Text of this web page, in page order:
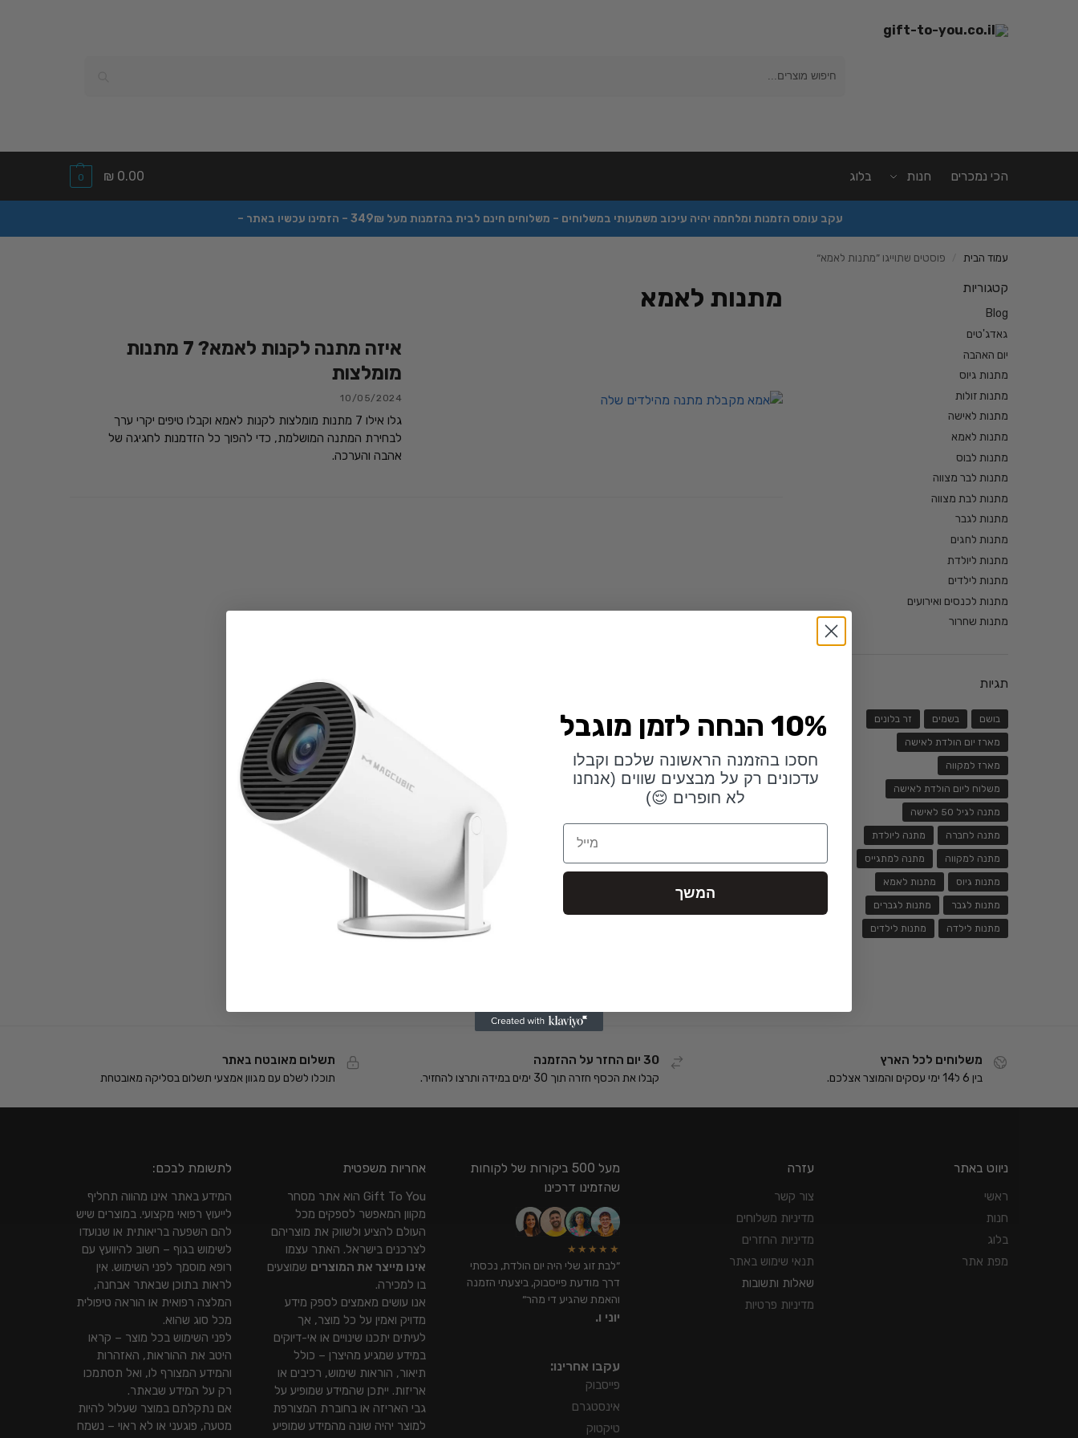
הכי נמכרים חנות בלוג 0.00
₪
0
עקב עומס הזמנות ומלחמה יהיה עיכוב משמעותי במשלוחים – משלוחים חינם לבית בהזמנות מעל 349₪ – הזמינו עכשיו באתר –
עמוד הבית פוסטים שתוייגו ”מתנות לאמא“
מתנות לאמא
איזה מתנה לקנות לאמא? 7 מתנות
מומלצות
10/05/2024
גלו אילו 7 מתנות מומלצות לקנות לאמא וקבלו טיפים יקרי ערך
לבחירת המתנה המושלמת, כדי להפוך כל הזדמנות לחגיגה של
אהבה והערכה.
קטגוריות
Blog
גאדג'טים
יום האהבה
מתנות גיוס
מתנות זולות
מתנות לאישה
מתנות לאמא
מתנות לבוס
מתנות לבר מצווה
מתנות לבת מצווה
מתנות לגבר
מתנות לחגים
מתנות ליולדת
מתנות לילדים
מתנות לכנסים ואירועים
מתנות שחרור
תגיות
בושם בשמים זר בלונים
מארז יום הולדת לאישה
מארז למקווה
משלוח ליום הולדת לאישה
מתנה לגיל 50 לאישה
מתנה לחברה מתנה ליולדת
מתנה למקווה מתנה למתגייס
מתנות גיוס מתנות לאמא
מתנות לגבר מתנות לגברים
מתנות לילדה מתנות לילדים
משלוחים לכל הארץ
בין 6 ל14 ימי עסקים והמוצר אצלכם.
30 יום החזר על ההזמנה
קבלו את הכסף חזרה תוך 30 ימים במידה ותרצו להחזיר.
תשלום מאובטח באתר
תוכלו לשלם עם מגוון אמצעי תשלום בסליקה מאובטחת
ניווט באתר
ראשי
חנות
בלוג
מפת אתר
עזרה
צור קשר
מדיניות משלוחים
מדיניות החזרים
תנאי שימוש באתר
שאלות ותשובות
מדיניות פרטיות
מעל 500 ביקורות של לקוחות
שהזמינו דרכינו
★★★★★
״לבת זוג שלי היה יום הולדת, נכסתי
דרך מודעת פייסבוק, ביצעתי הזמנה
והאמת שהגיע די מהר״
יוני ו.
עקבו אחרינו:
פייסבוק
אינסטגרם
טיקטוק
אחריות משפטית
Gift To You הוא אתר מסחר
מקוון המאפשר לספקים מכל
העולם להציע ולשווק את מוצריהם
לצרכנים בישראל. האתר עצמו
אינו מייצר את המוצרים שמוצעים
בו למכירה.
אנו עושים מאמצים לספק מידע
מדויק ואמין על כל מוצר, אך
לעיתים יתכנו שינויים או אי-דיוקים
במידע שמגיע מהיצרן – כולל
תיאור, הוראות שימוש, רכיבים או
אריזות. ייתכן שהמידע שמופיע על
גבי האריזה או בחוברת המצורפת
למוצר יהיה שונה מהמידע שמופיע
לתשומת לבכם:
המידע באתר אינו מהווה תחליף
לייעוץ רפואי מקצועי. במוצרים שיש
להם השפעה בריאותית או שנועדו
לשימוש בגוף – חשוב להיוועץ עם
רופא מוסמך לפני השימוש. אין
לראות בתוכן שבאתר אבחנה,
המלצה רפואית או הוראה טיפולית
מכל סוג שהוא.
לפני השימוש בכל מוצר – קראו
היטב את ההוראות, האזהרות
והמידע המצורף לו, ואל תסתמכו
רק על המידע שבאתר.
אם נתקלתם במוצר שעלול להיות
מטעה, פוגעני או לא ראוי – נשמח
10% הנחה לזמן מוגבל
חסכו בהזמנה הראשונה שלכם וקבלו
עדכונים רק על מבצעים שווים (אנחנו
לא חופרים 😌)
Email
המשך